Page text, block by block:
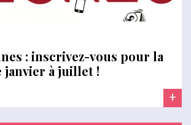
: inscrivez-vous pour la
janvier à juillet !
+